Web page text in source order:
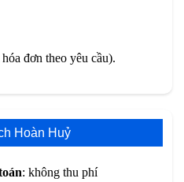
đơn theo yêu cầu).
Hoàn Huỷ
: không thu phí